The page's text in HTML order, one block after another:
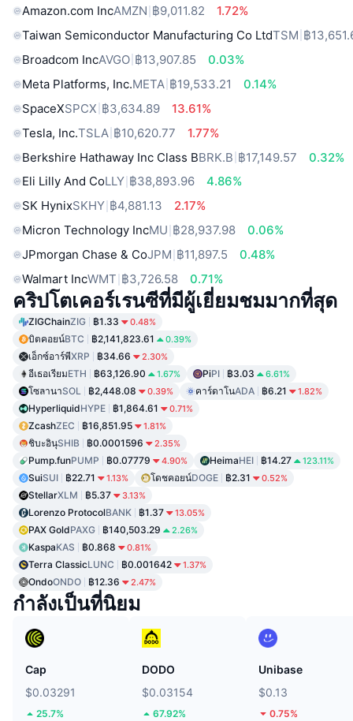
Amazon.com IncAMZN ฿9,011.82
1.72%
Taiwan Semiconductor Manufacturing Co LtdTSM ฿
Broadcom IncAVGO ฿13,907.85
0.03%
Meta Platforms, Inc.META ฿19,533.21
0.14%
SpaceXSPCX ฿3,634.89
13.61%
Tesla, Inc.TSLA ฿10,620.77
1.77%
Berkshire Hathaway Inc Class BBRK.B ฿17,149.57
0.32%
Eli Lilly And CoLLY ฿38,893.96
4.86%
SK HynixSKHY ฿4,881.13
2.17%
Micron Technology IncMU ฿28,937.98
0.06%
JPmorgan Chase & CoJPM ฿11,897.5
0.48%
Walmart IncWMT ฿3,726.58 0.71%
คริปโตเคอร์เรนซีที่มีผู้เยี่ยมชมมากที่สุด
ZIGChainZIG ฿1.33 0.48%
บิตคอยน์BTC ฿2,141,823.61 0.39%
เอ็กซ์อาร์พีXRP ฿34.66 2.30%
อีเธอเรียมETH ฿63,126.90 1.67% PiPI ฿3.03 6.61%
โซลานาSOL ฿2,448.08 0.39% คาร์ดาโนADA ฿6.21 1.82%
HyperliquidHYPE ฿1,864.61 0.71%
ZcashZEC ฿16,851.95 1.81%
ชิบะอินุSHIB ฿0.0001596 2.35%
Pump.funPUMP ฿0.07779 4.90% HeimaHEI ฿14.27 123.11%
SuiSUI ฿22.71 1.13% โดชคอยน์DOGE ฿2.31 0.52%
StellarXLM ฿5.37 3.13%
Lorenzo ProtocolBANK ฿1.37 13.05%
PAX GoldPAXG ฿140,503.29 2.26%
KaspaKAS ฿0.868 0.81%
Terra ClassicLUNC ฿0.001642 1.37%
OndoONDO ฿12.36 2.47%
กำลังเป็นที่นิยม
Cap
$0.03291
25.7%
DODO
$0.03154
67.92%
Unibase
$0.13
0.75%